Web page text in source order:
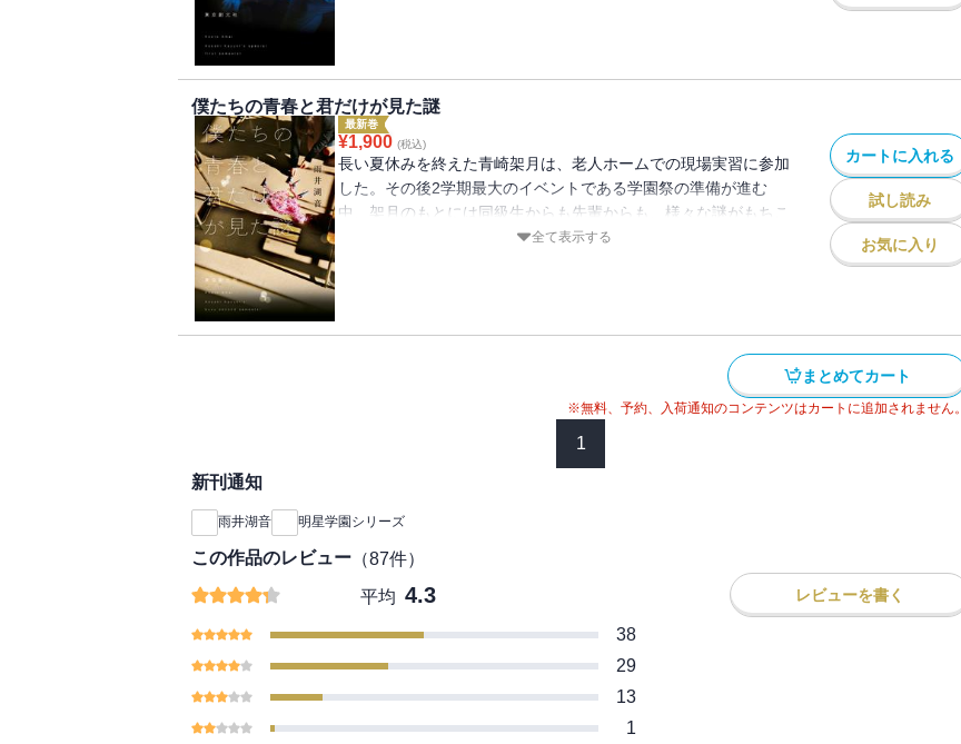
僕たちの青春と君だけが見た謎
最新巻
¥1,900 (税込)
長い夏休みを終えた青崎架月は、老人ホームでの現場実習に参加
した。その後2学期最大のイベントである学園祭の準備が進む
中、架月のもとには同級生からも先輩からも、様々な謎がもちこ
まれる──。まずは、部活の先輩が学園祭で展示するために描い
「特別な青春」はまだまだ続く。『僕たちの青春はちょっとだけ
全て表示する
カートに入れる
試し読み
お気に入り
まとめてカート
※無料、予約、入荷通知のコンテンツはカートに追加されません。
1
新刊通知
雨井湖音 明星学園シリーズ
この作品のレビュー （87件）
平均 4.3 レビューを書く
38
29
13
1